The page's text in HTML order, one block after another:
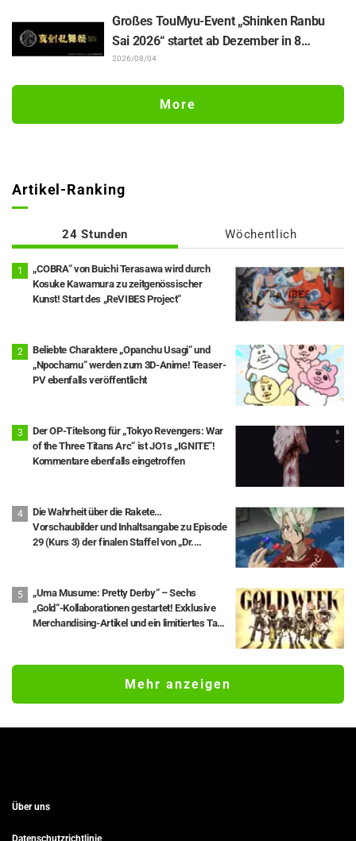
Szenenausschnitten, WEB-Trailer und
Episodenposter
Großes TouMyu-Event „Shinken Ranbu
Sai 2026“ startet ab Dezember in 8
Städten Japans! Alle 44 Touken Danshi
2026/08/04
More
Artikel-Ranking
24 Stunden Wöchentlich
„COBRA“ von Buichi Terasawa wird durch
Kosuke Kawamura zu zeitgenössischer
Kunst! Start des „ReVIBES Project“
Beliebte Charaktere „Opanchu Usagi“ und
„Npochamu“ werden zum 3D-Anime! Teaser-
PV ebenfalls veröffentlicht
Der OP-Titelsong für „Tokyo Revengers: War
of the Three Titans Arc“ ist JO1s „IGNITE“!
Kommentare ebenfalls eingetroffen
Die Wahrheit über die Rakete…
Vorschaubilder und Inhaltsangabe zu Episode
29 (Kurs 3) der finalen Staffel von „Dr.
„Uma Musume: Pretty Derby“ – Sechs
„Gold“-Kollaborationen gestartet! Exklusive
Merchandising-Artikel und ein limitiertes Taxi
Mehr anzeigen
Über uns